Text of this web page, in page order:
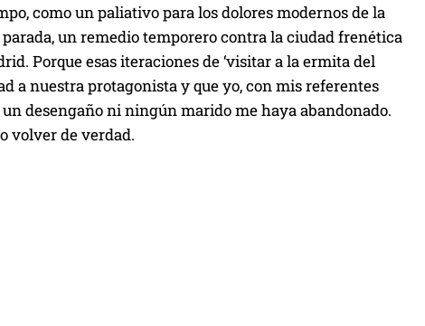
m
e
n
.
como un paliativo para los dolores modernos de la
un remedio temporero contra la ciudad frenética
Porque esas iteraciones de ‘visitar a la ermita del
a nuestra protagonista y que yo, con mis referentes
desengaño ni ningún marido me haya abandonado.
volver de verdad.